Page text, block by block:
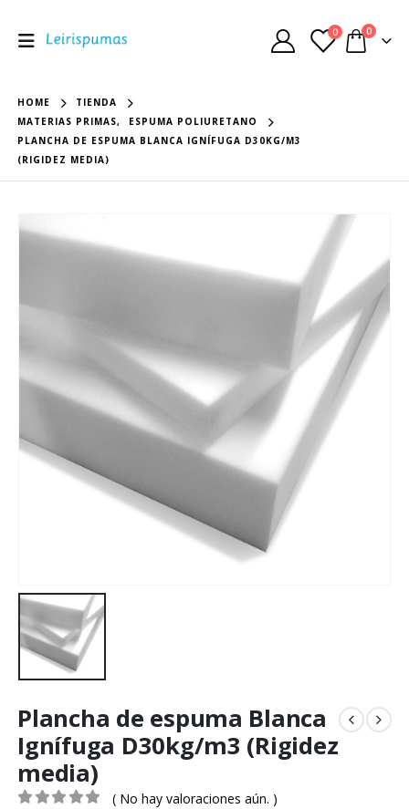
0 0
HOME
TIENDA
MATERIAS PRIMAS,
ESPUMA POLIURETANO
PLANCHA DE ESPUMA BLANCA IGNÍFUGA D30KG/M3
(RIGIDEZ MEDIA)
Plancha de espuma Blanca
Ignífuga D30kg/m3 (Rigidez
media)
( No hay valoraciones aún. )